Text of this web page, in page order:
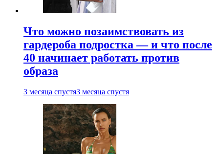
Что можно позаимствовать из
гардероба подростка — и что после
40 начинает работать против
образа
3 месяца спустя3 месяца спустя